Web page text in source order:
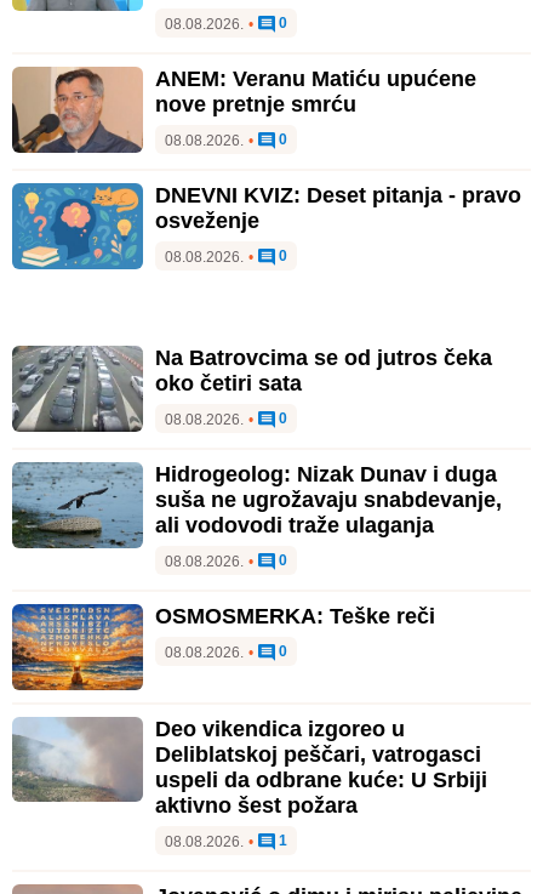
08.08.2026. • 0
ANEM: Veranu Matiću upućene
nove pretnje smrću
08.08.2026. • 0
DNEVNI KVIZ: Deset pitanja - pravo
osveženje
08.08.2026. • 0
Na Batrovcima se od jutros čeka
oko četiri sata
08.08.2026. • 0
Hidrogeolog: Nizak Dunav i duga
suša ne ugrožavaju snabdevanje,
ali vodovodi traže ulaganja
08.08.2026. • 0
OSMOSMERKA: Teške reči
08.08.2026. • 0
Deo vikendica izgoreo u
Deliblatskoj peščari, vatrogasci
uspeli da odbrane kuće: U Srbiji
aktivno šest požara
08.08.2026. • 1